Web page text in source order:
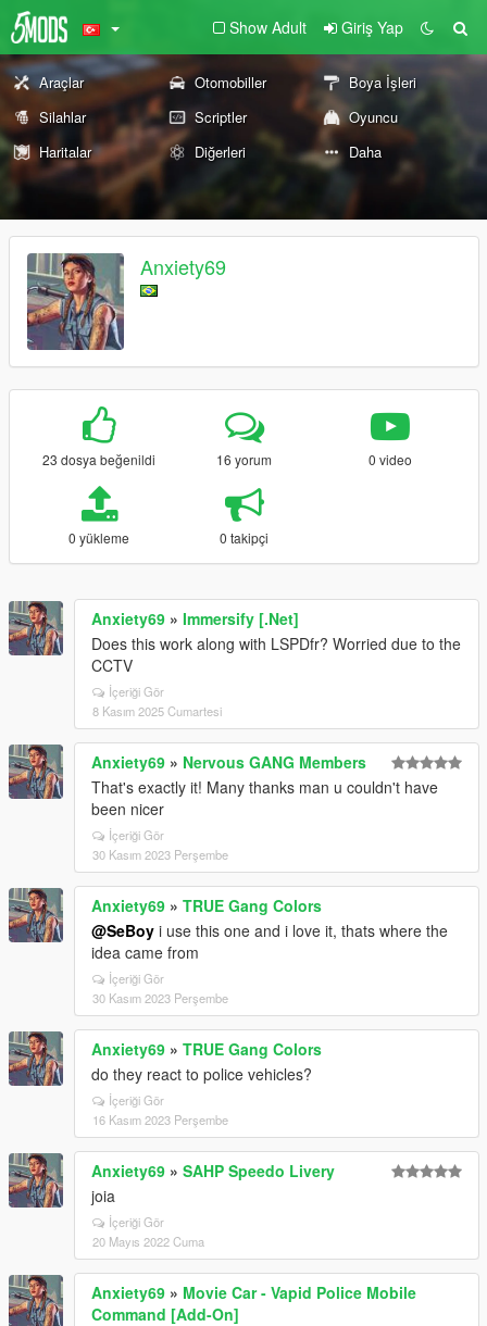
Show Adult Giriş Yap
Araçlar Otomobiller
Boya İşleri
Silahlar
Scriptler
Oyuncu
Haritalar
Diğerleri Daha
Anxiety69
23 dosya beğenildi 16 yorum 0 video
0 yükleme 0 takipçi
Anxiety69 » Immersify [.Net]
Does this work along with LSPDfr? Worried due to the
CCTV
İçeriği Gör
8 Kasım 2025 Cumartesi
Anxiety69 » Nervous GANG Members
That's exactly it! Many thanks man u couldn't have
been nicer
İçeriği Gör
30 Kasım 2023 Perşembe
Anxiety69 » TRUE Gang Colors
@SeBoy i use this one and i love it, thats where the
idea came from
İçeriği Gör
30 Kasım 2023 Perşembe
Anxiety69 » TRUE Gang Colors
do they react to police vehicles?
İçeriği Gör
16 Kasım 2023 Perşembe
Anxiety69 » SAHP Speedo Livery
joia
İçeriği Gör
20 Mayıs 2022 Cuma
Anxiety69 » Movie Car - Vapid Police Mobile
Command [Add-On]